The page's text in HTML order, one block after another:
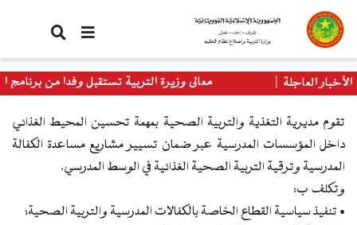
تجاوز
إلى
المحتوى
الرئيسي
الأخبار العاجلة
معالي وزيرة التربية تستقبل وفدا من برنامج
تقوم مديرية التغذية والتربية الصحية بمهمة تحسين المحيط الغذائي
داخل المؤسسات المدرسية عبر ضمان تسيير مشاريع مساعدة الكفالة
المدرسية وترقية التربية الصحية الغذائية في الوسط المدرسي.
وتكلف ب:
• تنفيذ سياسية القطاع الخاصة بالكفالات المدرسية والتربية الصحية؛